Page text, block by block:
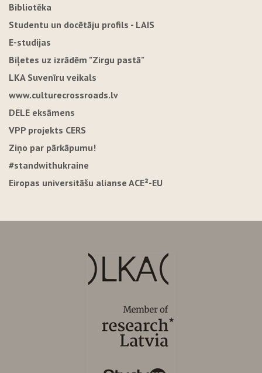
Bibliotēka
Studentu un docētāju profils - LAIS
E-studijas
Biļetes uz izrādēm "Zirgu pastā"
LKA Suvenīru veikals
www.culturecrossroads.lv
DELE eksāmens
VPP projekts CERS
Ziņo par pārkāpumu!
#standwithukraine
Eiropas universitāšu alianse ACE²-EU